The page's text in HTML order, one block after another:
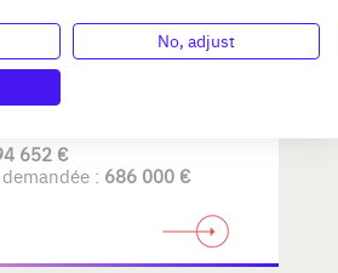
de LA
MAISON
652 €
: 686 000 €
No, adjust